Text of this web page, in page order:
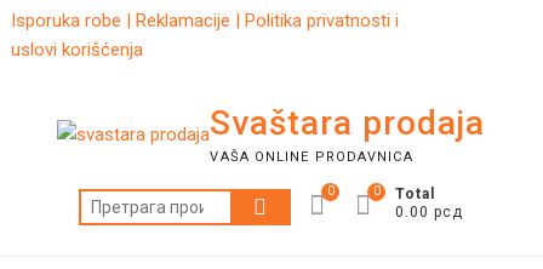
Skip
to
Isporuka robe | Reklamacije | Politika privatnosti i
uslovi korišćenja
Svaštara prodaja
VAŠA ONLINE PRODAVNICA
Претрага
за:
0
Total
0.00 рсд
0